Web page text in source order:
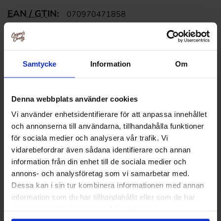
Samtycke Information Om
Denna webbplats använder cookies
Vi använder enhetsidentifierare för att anpassa innehållet
och annonserna till användarna, tillhandahålla funktioner
för sociala medier och analysera vår trafik. Vi
vidarebefordrar även sådana identifierare och annan
information från din enhet till de sociala medier och
annons- och analysföretag som vi samarbetar med.
Dessa kan i sin tur kombinera informationen med annan
information som du har tillhandahållit eller som de har
EAN / GTIN: 070970471858
Godis /Amerikanskt
Relaterade produkter